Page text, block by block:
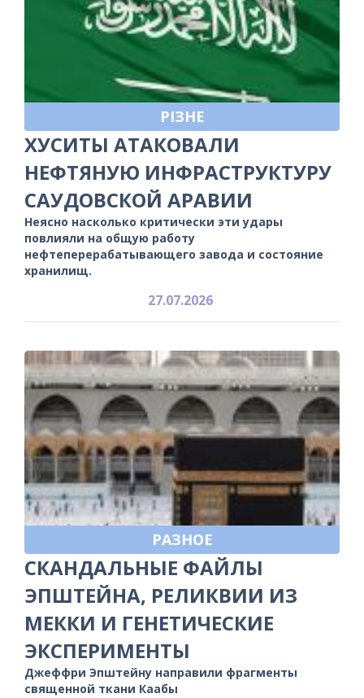
РІЗНЕ
ХУСИТЫ АТАКОВАЛИ
НЕФТЯНУЮ ИНФРАСТРУКТУРУ
САУДОВСКОЙ АРАВИИ
Неясно насколько критически эти удары
повлияли на общую работу
нефтеперерабатывающего завода и состояние
хранилищ.
27.07.2026
РАЗНОЕ
СКАНДАЛЬНЫЕ ФАЙЛЫ
ЭПШТЕЙНА, РЕЛИКВИИ ИЗ
МЕККИ И ГЕНЕТИЧЕСКИЕ
ЭКСПЕРИМЕНТЫ
Джеффри Эпштейну направили фрагменты
священной ткани Каабы